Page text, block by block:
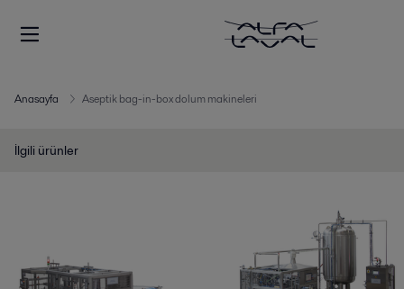
Anasayfa Aseptik bag-in-box dolum makineleri
İlgili ürünler